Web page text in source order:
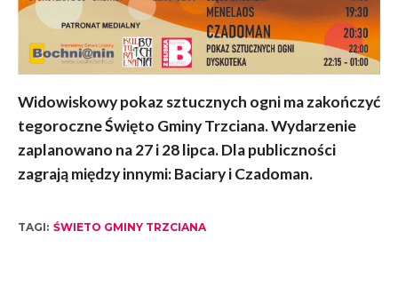
Widowiskowy pokaz sztucznych ogni ma zakończyć
tegoroczne Święto Gminy Trzciana. Wydarzenie
zaplanowano na 27 i 28 lipca. Dla publiczności
zagrają między innymi: Baciary i Czadoman.
TAGI: ŚWIETO GMINY TRZCIANA